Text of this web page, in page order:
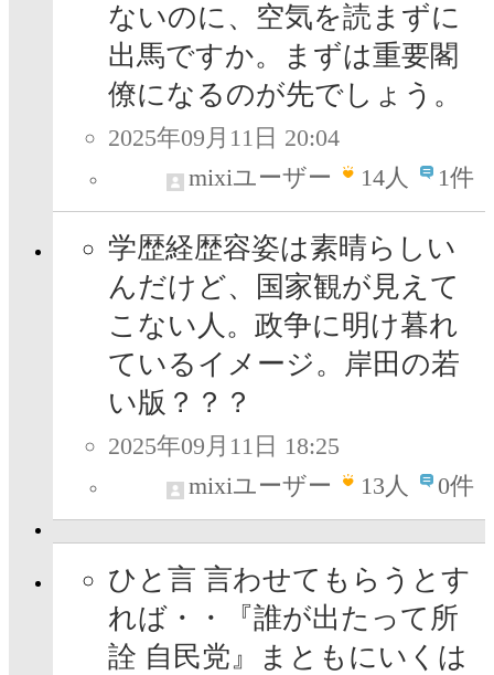
ないのに、空気を読まずに
出馬ですか。まずは重要閣
僚になるのが先でしょう。
2025年09月11日 20:04
mixiユーザー
14人 1件
学歴経歴容姿は素晴らしい
んだけど、国家観が見えて
こない人。政争に明け暮れ
ているイメージ。岸田の若
い版？？？
2025年09月11日 18:25
mixiユーザー
13人 0件
ひと言 言わせてもらうとす
れば・・『誰が出たって所
詮 自民党』まともにいくは